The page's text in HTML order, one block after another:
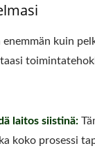
kuin
laitos siistinä:
koko prosessi